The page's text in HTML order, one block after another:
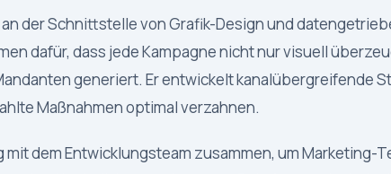
der Schnittstelle von Grafik-Design und
dafür, dass jede Kampagne nicht nur visuell
generiert. Er entwickelt kanalübergreifende
Maßnahmen optimal verzahnen.
mit dem Entwicklungsteam zusammen, um Marketing-